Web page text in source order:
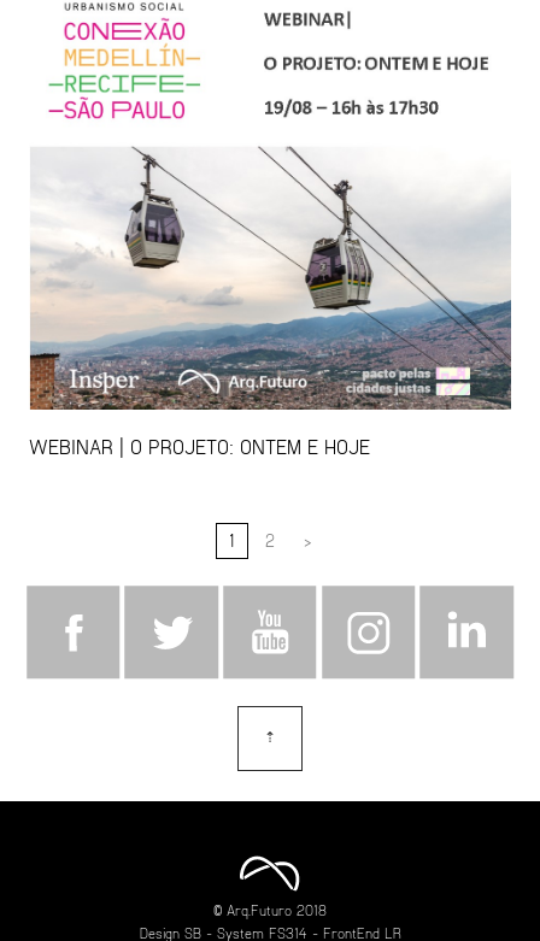
WEBINAR | O PROJETO: ONTEM E HOJE
1 2 >
⇡
© Arq.Futuro 2018
Design SB- System FS314 - FrontEnd LR